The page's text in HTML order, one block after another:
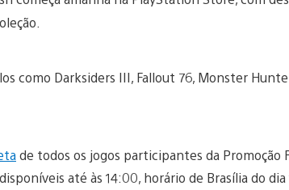
como Darksiders III, Fallout 76, Monster
de todos os jogos participantes da Promoção
até às 14:00, horário de Brasília do dia